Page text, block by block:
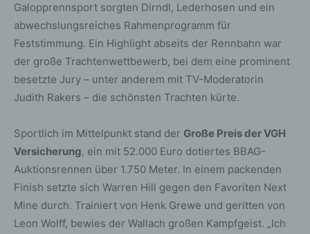
Galopprennsport sorgten Dirndl, Lederhosen und ein
abwechslungsreiches Rahmenprogramm für
Feststimmung. Ein Highlight abseits der Rennbahn war
der große Trachtenwettbewerb, bei dem eine prominent
besetzte Jury – unter anderem mit TV-Moderatorin
Judith Rakers – die schönsten Trachten kürte.
Sportlich im Mittelpunkt stand der Große Preis der VGH
Versicherung, ein mit 52.000 Euro dotiertes BBAG-
Auktionsrennen über 1.750 Meter. In einem packenden
Finish setzte sich Warren Hill gegen den Favoriten Next
Mine durch. Trainiert von Henk Grewe und geritten von
Leon Wolff, bewies der Wallach großen Kampfgeist. „Ich